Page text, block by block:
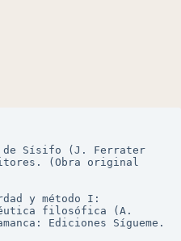
de Sísifo (J. Ferrater
(Obra original
y método I:
filosófica (A.
Ediciones Sígueme.